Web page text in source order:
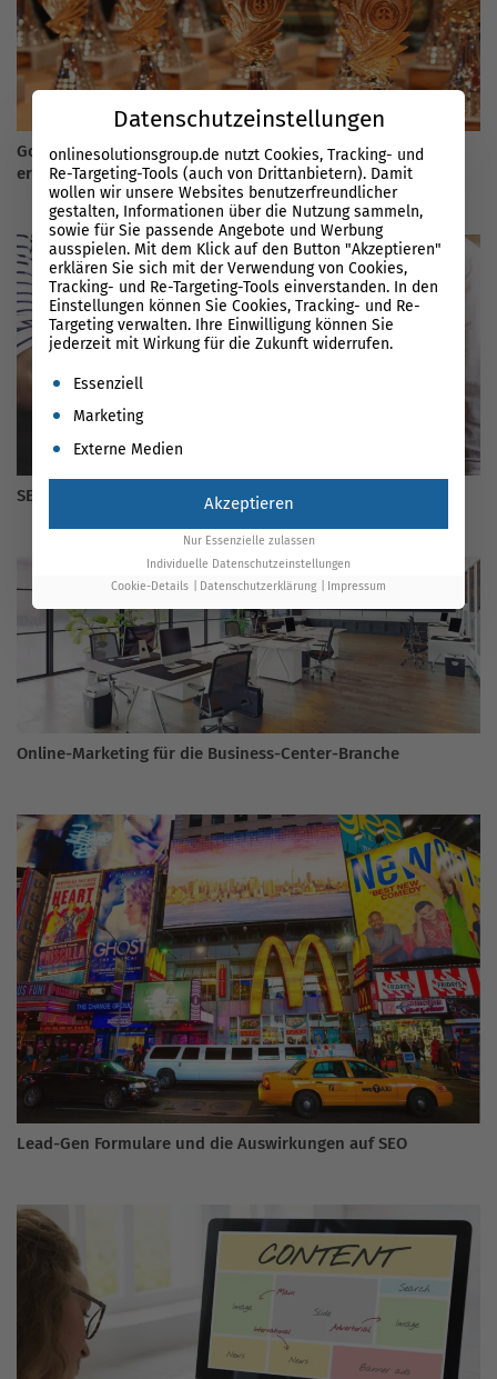
Google-Seite 1: Wie komme ich in 2026 bei Google auf die
erste Seite?
SEO selber machen im Jahr 2026
Online-Marketing für die Business-Center-Branche
Lead-Gen Formulare und die Auswirkungen auf SEO
Datenschutzeinstellungen
onlinesolutionsgroup.de nutzt Cookies, Tracking- und
Re-Targeting-Tools (auch von Drittanbietern). Damit
wollen wir unsere Websites benutzerfreundlicher
gestalten, Informationen über die Nutzung sammeln,
sowie für Sie passende Angebote und Werbung
ausspielen. Mit dem Klick auf den Button "Akzeptieren"
erklären Sie sich mit der Verwendung von Cookies,
Tracking- und Re-Targeting-Tools einverstanden. In den
Einstellungen können Sie Cookies, Tracking- und Re-
Targeting verwalten. Ihre Einwilligung können Sie
jederzeit mit Wirkung für die Zukunft widerrufen.
Es folgt eine Liste der Service-Gruppen, für die eine
Essenziell
Marketing
Externe Medien
Akzeptieren
Nur Essenzielle zulassen
Individuelle Datenschutzeinstellungen
Cookie-Details
Datenschutzerklärung Impressum